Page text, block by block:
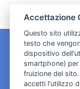
Accettazione
Questo sito
testo che
dispositivo
smartphone)
fruizione del
accetti l'utilizzo